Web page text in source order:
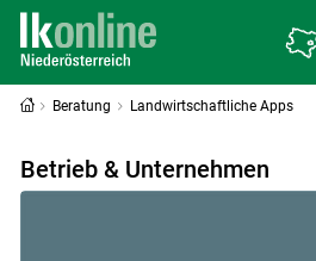
Beratung Landwirtschaftliche Apps
Landwirtschaftliche Apps
Betrieb & Unternehmen